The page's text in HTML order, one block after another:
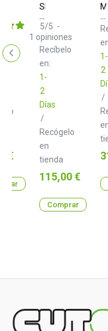
€
Shure
SM58
LCE
Recíbelo
en:
1-
2
Días
/
Recógelo
en
tienda
5/5 -
1 opiniones
Precio
115,00 €
Comprar
1-
2
/